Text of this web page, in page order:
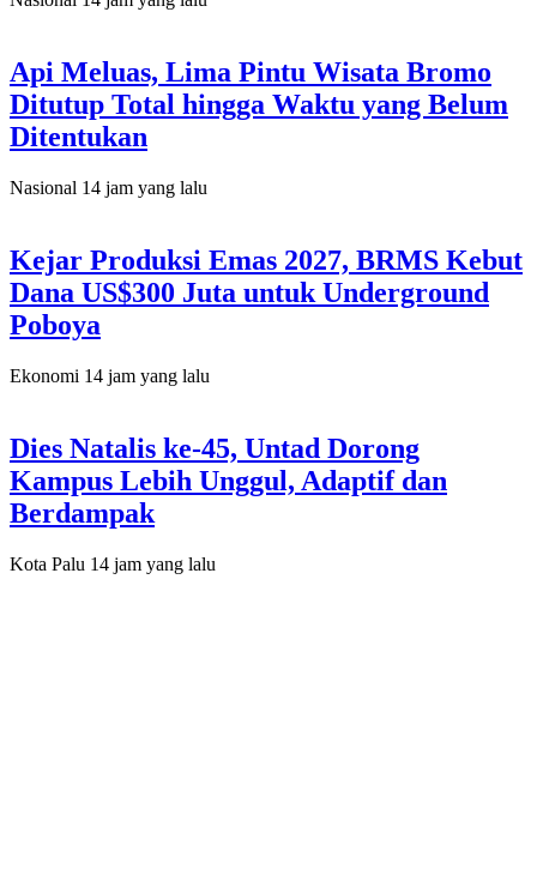
Api Meluas, Lima Pintu Wisata Bromo
Ditutup Total hingga Waktu yang Belum
Ditentukan
Nasional 14 jam yang lalu
Kejar Produksi Emas 2027, BRMS Kebut
Dana US$300 Juta untuk Underground
Poboya
Ekonomi 14 jam yang lalu
Dies Natalis ke-45, Untad Dorong
Kampus Lebih Unggul, Adaptif dan
Berdampak
Kota Palu 14 jam yang lalu